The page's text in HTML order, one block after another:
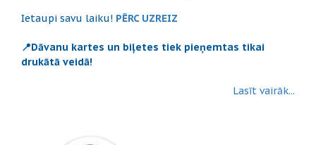
Ietaupi savu laiku! PĒRC UZREIZ
📍Dāvanu kartes un biļetes tiek pieņemtas tikai
drukātā veidā!
Lasīt vairāk...